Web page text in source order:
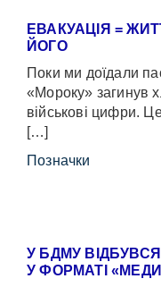
ЕВАКУАЦІЯ =
ЙОГО
Поки ми доїдали
«Мороку» загинув
військові цифри.
[…]
Позначки
У БДМУ
У ФОРМАТІ